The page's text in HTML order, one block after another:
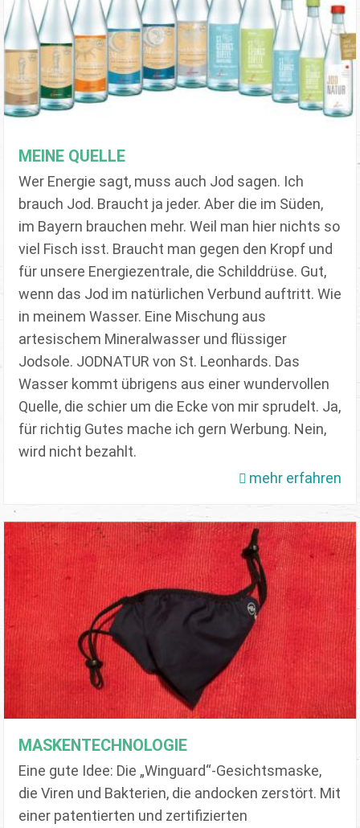
MEINE QUELLE
Wer Energie sagt, muss auch Jod sagen. Ich
brauch Jod. Braucht ja jeder. Aber die im Süden,
im Bayern brauchen mehr. Weil man hier nichts so
viel Fisch isst. Braucht man gegen den Kropf und
für unsere Energiezentrale, die Schilddrüse. Gut,
wenn das Jod im natürlichen Verbund auftritt. Wie
in meinem Wasser. Eine Mischung aus
artesischem Mineralwasser und flüssiger
Jodsole. JODNATUR von St. Leonhards. Das
Wasser kommt übrigens aus einer wundervollen
Quelle, die schier um die Ecke von mir sprudelt. Ja,
für richtig Gutes mache ich gern Werbung. Nein,
wird nicht bezahlt.
mehr erfahren
MASKENTECHNOLOGIE
Eine gute Idee: Die „Winguard“-Gesichtsmaske,
die Viren und Bakterien, die andocken zerstört. Mit
einer patentierten und zertifizierten